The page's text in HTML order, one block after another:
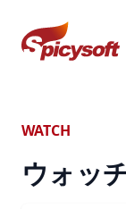
スパイシーソフ
WATCH
ウォッ